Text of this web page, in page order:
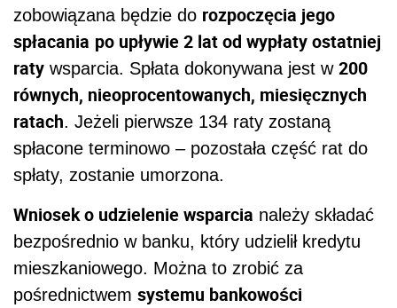
zobowiązana będzie do rozpoczęcia jego
spłacania po upływie 2 lat od wypłaty ostatniej
raty wsparcia. Spłata dokonywana jest w 200
równych, nieoprocentowanych, miesięcznych
ratach. Jeżeli pierwsze 134 raty zostaną
spłacone terminowo – pozostała część rat do
spłaty, zostanie umorzona.
Wniosek o udzielenie wsparcia należy składać
bezpośrednio w banku, który udzielił kredytu
mieszkaniowego. Można to zrobić za
pośrednictwem systemu bankowości